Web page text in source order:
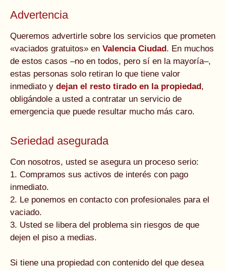
Advertencia
Queremos advertirle sobre los servicios que prometen
«vaciados gratuitos» en Valencia Ciudad. En muchos
de estos casos –no en todos, pero sí en la mayoría–,
estas personas solo retiran lo que tiene valor
inmediato y dejan el resto tirado en la propiedad,
obligándole a usted a contratar un servicio de
emergencia que puede resultar mucho más caro.
Seriedad asegurada
Con nosotros, usted se asegura un proceso serio:
1. Compramos sus activos de interés con pago
inmediato.
2. Le ponemos en contacto con profesionales para el
vaciado.
3. Usted se libera del problema sin riesgos de que
dejen el piso a medias.
Si tiene una propiedad con contenido del que desea